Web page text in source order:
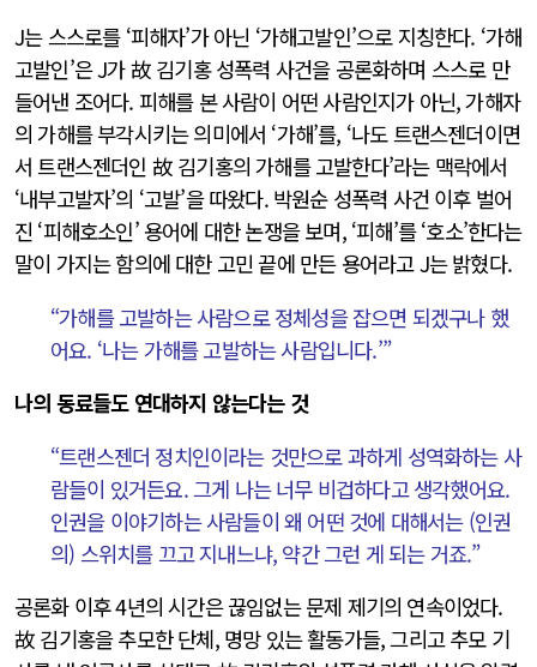
J는 스스로를 ‘피해자’가 아닌 ‘가해고발인’으로 지칭한다. ‘가해
고발인’은 J가 故 김기홍 성폭력 사건을 공론화하며 스스로 만
들어낸 조어다. 피해를 본 사람이 어떤 사람인지가 아닌, 가해자
의 가해를 부각시키는 의미에서 ‘가해’를, ‘나도 트랜스젠더이면
서 트랜스젠더인 故 김기홍의 가해를 고발한다’라는 맥락에서
‘내부고발자’의 ‘고발’을 따왔다. 박원순 성폭력 사건 이후 벌어
진 ‘피해호소인’ 용어에 대한 논쟁을 보며, ‘피해’를 ‘호소’한다는
말이 가지는 함의에 대한 고민 끝에 만든 용어라고 J는 밝혔다.
“가해를 고발하는 사람으로 정체성을 잡으면 되겠구나 했
어요. ‘나는 가해를 고발하는 사람입니다.’”
나의 동료들도 연대하지 않는다는 것
“트랜스젠더 정치인이라는 것만으로 과하게 성역화하는 사
람들이 있거든요. 그게 나는 너무 비겁하다고 생각했어요.
인권을 이야기하는 사람들이 왜 어떤 것에 대해서는 (인권
의) 스위치를 끄고 지내느냐, 약간 그런 게 되는 거죠.”
공론화 이후 4년의 시간은 끊임없는 문제 제기의 연속이었다.
故 김기홍을 추모한 단체, 명망 있는 활동가들, 그리고 추모 기